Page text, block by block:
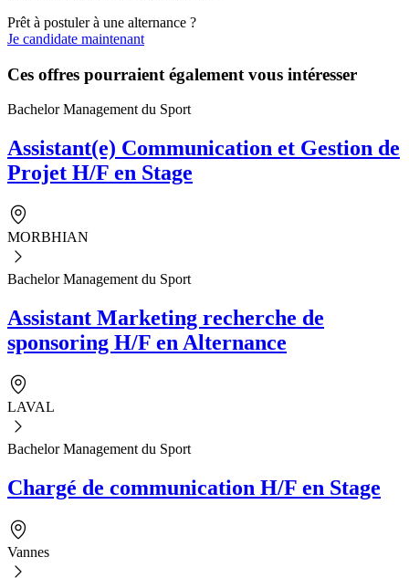
Prêt à postuler à une alternance ?
Je candidate maintenant
Ces offres pourraient également vous intéresser
Bachelor Management du Sport
Assistant(e) Communication et Gestion de
Projet H/F en Stage
MORBHIAN
Bachelor Management du Sport
Assistant Marketing recherche de
sponsoring H/F en Alternance
LAVAL
Bachelor Management du Sport
Chargé de communication H/F en Stage
Vannes